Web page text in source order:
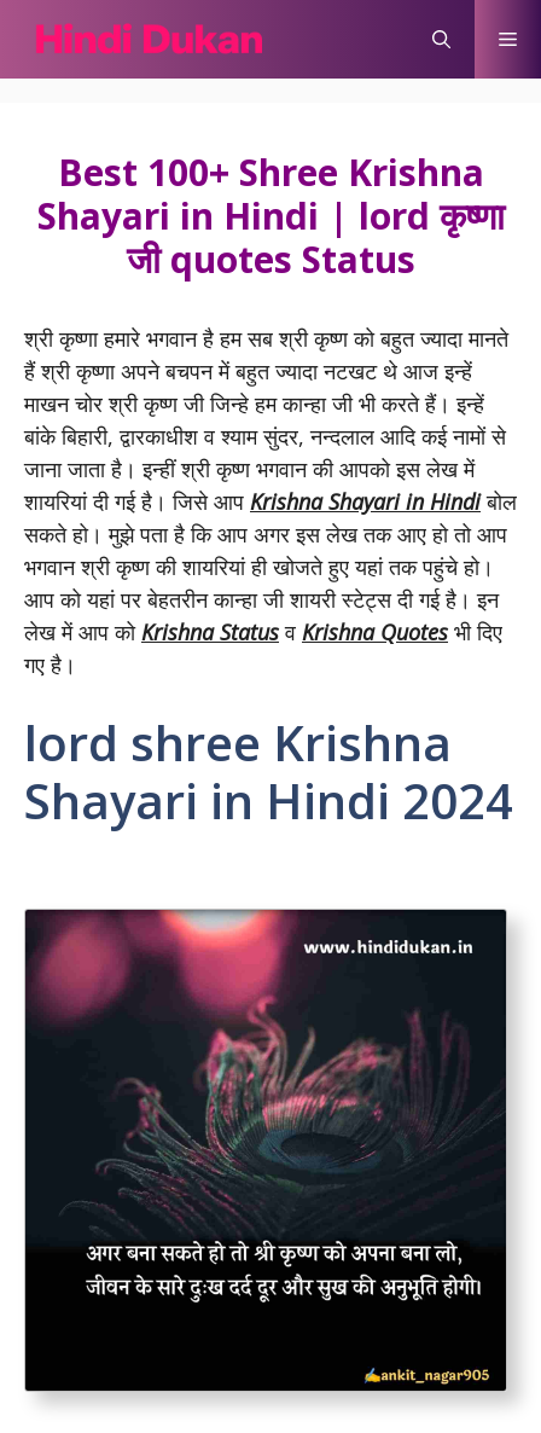
content
Best 100+ Shree Krishna
Shayari in Hindi | lord कृष्णा
जी quotes Status
श्री कृष्णा हमारे भगवान है हम सब श्री कृष्ण को बहुत ज्यादा मानते
हैं श्री कृष्णा अपने बचपन में बहुत ज्यादा नटखट थे आज इन्हें
माखन चोर श्री कृष्ण जी जिन्हे हम कान्हा जी भी करते हैं। इन्हें
बांके बिहारी, द्वारकाधीश व श्याम सुंदर, नन्दलाल आदि कई नामों से
जाना जाता है। इन्हीं श्री कृष्ण भगवान की आपको इस लेख में
शायरियां दी गई है। जिसे आप Krishna Shayari in Hindiबोल
सकते हो। मुझे पता है कि आप अगर इस लेख तक आए हो तो आप
भगवान श्री कृष्ण की शायरियां ही खोजते हुए यहां तक पहुंचे हो।
आप को यहां पर बेहतरीन कान्हा जी शायरी स्टेट्स दी गई है। इन
लेख में आप कोKrishna Statusव Krishna Quotes भी दिए
गए है।
lord shree Krishna
Shayari in Hindi 2024